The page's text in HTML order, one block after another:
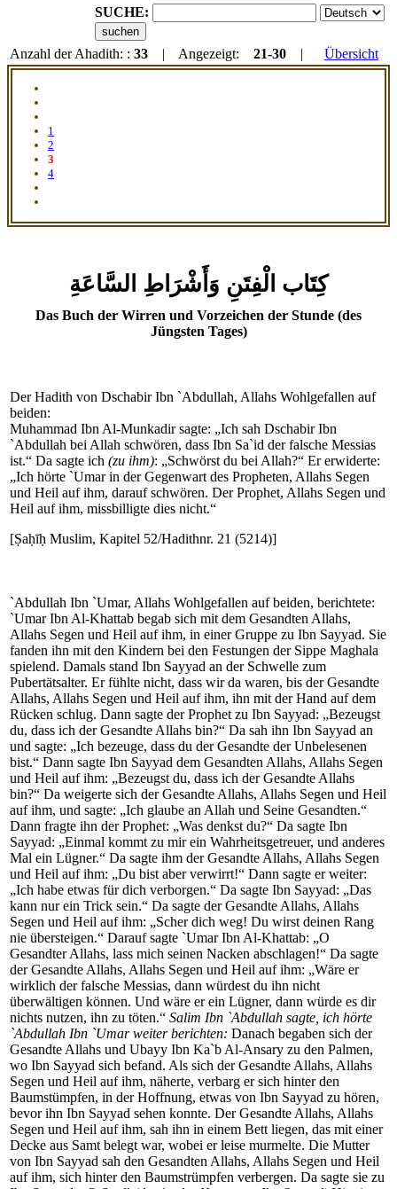
SUCHE:
Anzahl der Ahadith: : 33 | Angezeigt: 21-30 | Übersicht
1
2
3
4
كِتَاب الْفِتَنِ وَأَشْرَاطِ السَّاعَةِ
Das Buch der Wirren und Vorzeichen der Stunde (des
Jüngsten Tages)
Der Hadith von Dschabir Ibn `Abdullah, Allahs Wohlgefallen auf
beiden:
Muhammad Ibn Al-Munkadir sagte: „Ich sah Dschabir Ibn
`Abdullah bei Allah schwören, dass Ibn Sa`id der falsche Messias
ist.“ Da sagte ich (zu ihm): „Schwörst du bei Allah?“ Er erwiderte:
„Ich hörte `Umar in der Gegenwart des Propheten, Allahs Segen
und Heil auf ihm, darauf schwören. Der Prophet, Allahs Segen und
Heil auf ihm, missbilligte dies nicht.“
[Ṣaḥīḥ Muslim, Kapitel 52/Hadithnr. 21 (5214)]
`Abdullah Ibn `Umar, Allahs Wohlgefallen auf beiden, berichtete:
`Umar Ibn Al-Khattab begab sich mit dem Gesandten Allahs,
Allahs Segen und Heil auf ihm, in einer Gruppe zu Ibn Sayyad. Sie
fanden ihn mit den Kindern bei den Festungen der Sippe Maghala
spielend. Damals stand Ibn Sayyad an der Schwelle zum
Pubertätsalter. Er fühlte nicht, dass wir da waren, bis der Gesandte
Allahs, Allahs Segen und Heil auf ihm, ihn mit der Hand auf dem
Rücken schlug. Dann sagte der Prophet zu Ibn Sayyad: „Bezeugst
du, dass ich der Gesandte Allahs bin?“ Da sah ihn Ibn Sayyad an
und sagte: „Ich bezeuge, dass du der Gesandte der Unbelesenen
bist.“ Dann sagte Ibn Sayyad dem Gesandten Allahs, Allahs Segen
und Heil auf ihm: „Bezeugst du, dass ich der Gesandte Allahs
bin?“ Da weigerte sich der Gesandte Allahs, Allahs Segen und Heil
auf ihm, und sagte: „Ich glaube an Allah und Seine Gesandten.“
Dann fragte ihn der Prophet: „Was denkst du?“ Da sagte Ibn
Sayyad: „Einmal kommt zu mir ein Wahrheitsgetreuer, und anderes
Mal ein Lügner.“ Da sagte ihm der Gesandte Allahs, Allahs Segen
und Heil auf ihm: „Du bist aber verwirrt!“ Dann sagte er weiter:
„Ich habe etwas für dich verborgen.“ Da sagte Ibn Sayyad: „Das
kann nur ein Trick sein.“ Da sagte der Gesandte Allahs, Allahs
Segen und Heil auf ihm: „Scher dich weg! Du wirst deinen Rang
nie übersteigen.“ Darauf sagte `Umar Ibn Al-Khattab: „O
Gesandter Allahs, lass mich seinen Nacken abschlagen!“ Da sagte
der Gesandte Allahs, Allahs Segen und Heil auf ihm: „Wäre er
wirklich der falsche Messias, dann würdest du ihn nicht
überwältigen können. Und wäre er ein Lügner, dann würde es dir
nichts nutzen, ihn zu töten.“ Salim Ibn `Abdullah sagte, ich hörte
`Abdullah Ibn `Umar weiter berichten: Danach begaben sich der
Gesandte Allahs und Ubayy Ibn Ka`b Al-Ansary zu den Palmen,
wo Ibn Sayyad sich befand. Als sich der Gesandte Allahs, Allahs
Segen und Heil auf ihm, näherte, verbarg er sich hinter den
Baumstümpfen, in der Hoffnung, etwas von Ibn Sayyad zu hören,
bevor ihn Ibn Sayyad sehen konnte. Der Gesandte Allahs, Allahs
Segen und Heil auf ihm, sah ihn in einem Bett liegen, das mit einer
Decke aus Samt belegt war, wobei er leise murmelte. Die Mutter
von Ibn Sayyad sah den Gesandten Allahs, Allahs Segen und Heil
auf ihm, sich hinter den Baumstrümpfen verbergen. Da sagte sie zu